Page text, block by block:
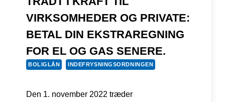
VIRKSOMHEDER OG PRIVATE:
BETAL DIN EKSTRAREGNING
FOR EL OG GAS SENERE.
BOLIGLÅN INDEFRYSNINGSORDNINGEN
Den 1. november 2022 træder